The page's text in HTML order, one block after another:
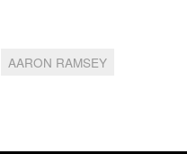
AARON RAMSEY